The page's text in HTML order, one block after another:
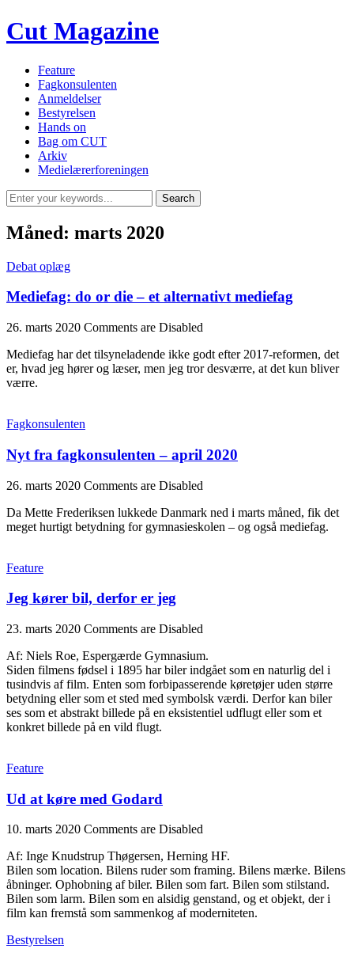
Cut Magazine
Feature
Fagkonsulenten
Anmeldelser
Bestyrelsen
Hands on
Bag om CUT
Arkiv
Medielærerforeningen
Måned: marts 2020
Debat oplæg
Mediefag: do or die – et alternativt mediefag
26. marts 2020 Comments are Disabled
Mediefag har det tilsyneladende ikke godt efter 2017-reformen, det
er, hvad jeg hører og læser, men jeg tror desværre, at det kun bliver
værre.
Fagkonsulenten
Nyt fra fagkonsulenten – april 2020
26. marts 2020 Comments are Disabled
Da Mette Frederiksen lukkede Danmark ned i marts måned, fik det
meget hurtigt betydning for gymnasieskolen – og også mediefag.
Feature
Jeg kører bil, derfor er jeg
23. marts 2020 Comments are Disabled
Af: Niels Roe, Espergærde Gymnasium.
Siden filmens fødsel i 1895 har biler indgået som en naturlig del i
tusindvis af film. Enten som forbipasserende køretøjer uden større
betydning eller som et sted med symbolsk værdi. Derfor kan biler
ses som et abstrakt billede på en eksistentiel udflugt eller som et
konkret billede på en vild flugt.
Feature
Ud at køre med Godard
10. marts 2020 Comments are Disabled
Af: Inge Knudstrup Thøgersen, Herning HF.
Bilen som location. Bilens ruder som framing. Bilens mærke. Bilens
åbninger. Ophobning af biler. Bilen som fart. Bilen som stilstand.
Bilen som larm. Bilen som en alsidig genstand, og et objekt, der i
film kan fremstå som sammenkog af moderniteten.
Bestyrelsen